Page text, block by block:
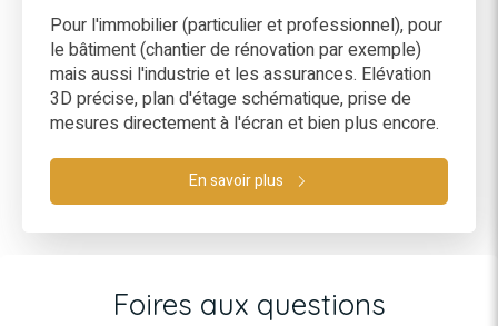
Pour l'immobilier (particulier et professionnel), pour
le bâtiment (chantier de rénovation par exemple)
mais aussi l'industrie et les assurances. Elévation
3D précise, plan d'étage schématique, prise de
mesures directement à l'écran et bien plus encore.
En savoir plus
Foires aux questions